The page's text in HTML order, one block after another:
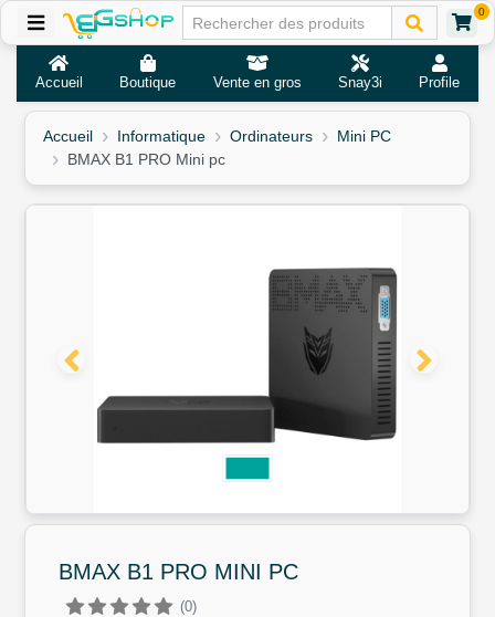
0
Accueil Boutique Vente en gros Snay3i Profile
Accueil Informatique Ordinateurs
Mini PC
BMAX B1 PRO Mini pc
BMAX B1 PRO MINI PC
(0)